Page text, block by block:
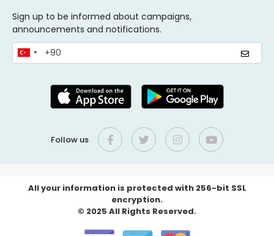
Sign up to be informed about campaigns,
announcements and notifications.
Follow us
All your information is protected with 256-bit SSL
encryption.
© 2025 All Rights Reserved.